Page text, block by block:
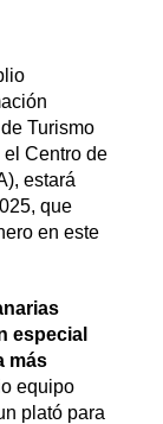
Turismo
Centro de
estará
que
en este
especial
más
equipo
plató para